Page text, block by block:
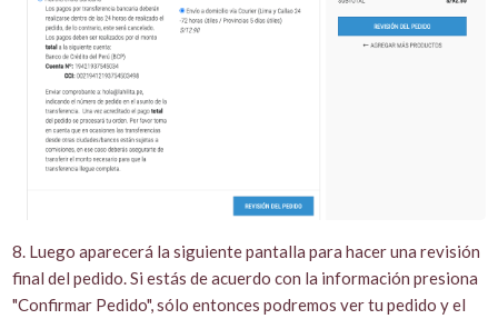
8. Luego aparecerá la siguiente pantalla para hacer una revisión
final del pedido. Si estás de acuerdo con la información presiona
"Confirmar Pedido", sólo entonces podremos ver tu pedido y el